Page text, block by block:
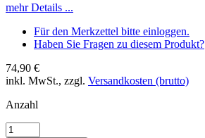
mehr Details ...
Für den Merkzettel bitte einloggen.
Haben Sie Fragen zu diesem Produkt?
74,90 €
inkl. MwSt., zzgl. Versandkosten (brutto)
Anzahl